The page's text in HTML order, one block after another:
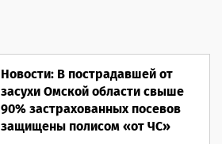
Новости: В пострадавшей от
засухи Омской области свыше
90% застрахованных посевов
защищены полисом «от ЧС»